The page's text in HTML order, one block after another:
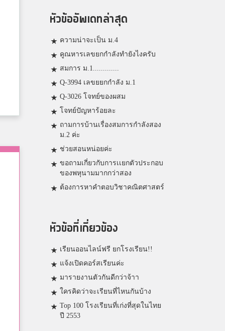
หัวข้ออัพเดทล่าสุด
ความน่าจะเป็น ม.4
คูณหารเลขยกกำลังทำยังไงครับ
สมการ ม.1.............
Q-3994 เลขยยกกำลัง ม.1
Q-3026 โจทย์ของผสม
โจทย์ปัญหาร้อยละ
ถามการบ้านเรื่องสมการกำลังสอง
ม.2 ค่ะ
ช่วยสอนหน่อยค่ะ
ขอถามเกี่ยวกับการเเยกตัวประกอบ
ของพหุนามมากกว่าสอง
ต้องการหาคำตอบวิชาคณิตศาสตร์
หัวข้อที่เกี่ยวข้อง
เรียนออนไลน์ฟรี ยกโรงเรียน!!
แจ้งเปิดคอร์สเรียนค่ะ
มารายงานตัวกันดีกว่าจ้าา
ใครคิดว่าจะเรียนที่ไหนกันบ้าง
Top 100 โรงเรียนที่เก่งที่สุดในไทย
ปี 2553